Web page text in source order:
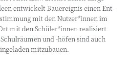
ent­wi­ckelt Bau­e­reig­nis einen Ent­
mit den Nutzer*innen im
mit den Schüler*innen rea­li­siert
und ‑höfen sind auch
mitzubauen.